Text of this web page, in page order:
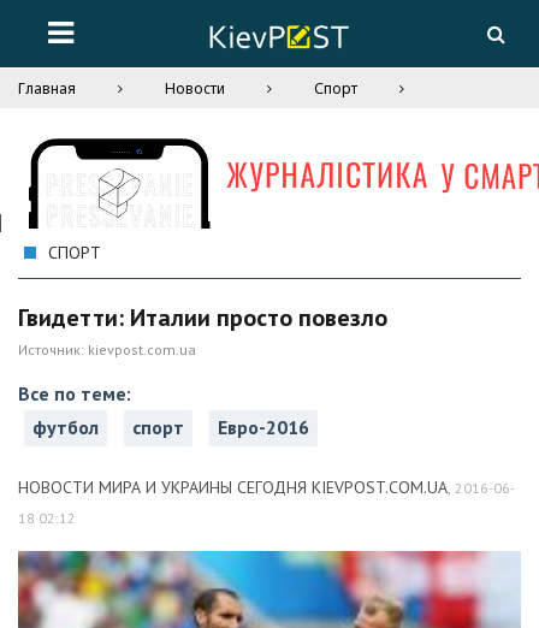
Главная Новости Спорт
СПОРТ
Гвидетти: Италии просто повезло
Источник: kievpost.com.ua
Все по теме:
футбол
спорт Евро-2016
НОВОСТИ МИРА И УКРАИНЫ СЕГОДНЯ KIEVPOST.COM.UA, 2016-06-
18 02:12